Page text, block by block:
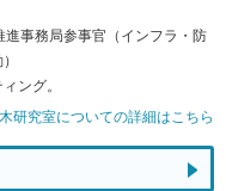
事務局参事官（インフラ・防
ング。
研究室についての詳細はこちら